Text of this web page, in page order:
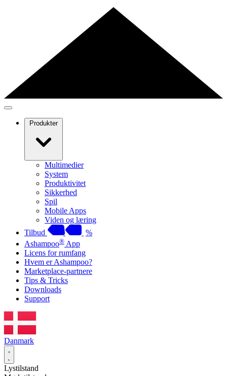
Produkter
Multimedier
System
Produktivitet
Sikkerhed
Spil
Mobile Apps
Viden og læring
Tilbud
%
Ashampoo® App
Licens for rumfang
Hvem er Ashampoo?
Marketplace-partnere
Tips & Tricks
Downloads
Support
Danmark
Lystilstand